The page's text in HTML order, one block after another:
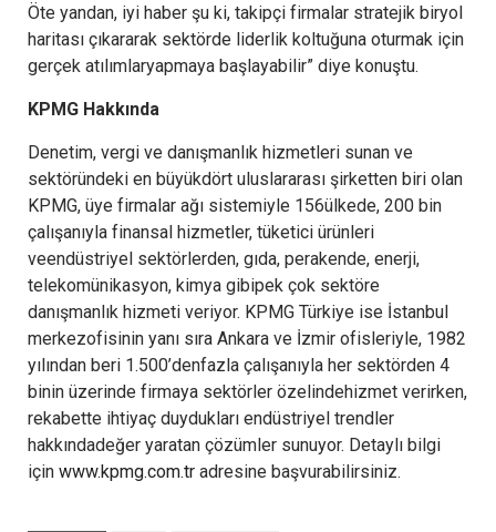
Öte yandan, iyi haber şu ki, takipçi firmalar stratejik biryol
haritası çıkararak sektörde liderlik koltuğuna oturmak için
gerçek atılımlaryapmaya başlayabilir” diye konuştu.
KPMG Hakkında
Denetim, vergi ve danışmanlık hizmetleri sunan ve
sektöründeki en büyükdört uluslararası şirketten biri olan
KPMG, üye firmalar ağı sistemiyle 156ülkede, 200 bin
çalışanıyla finansal hizmetler, tüketici ürünleri
veendüstriyel sektörlerden, gıda, perakende, enerji,
telekomünikasyon, kimya gibipek çok sektöre
danışmanlık hizmeti veriyor. KPMG Türkiye ise İstanbul
merkezofisinin yanı sıra Ankara ve İzmir ofisleriyle, 1982
yılından beri 1.500’denfazla çalışanıyla her sektörden 4
binin üzerinde firmaya sektörler özelindehizmet verirken,
rekabette ihtiyaç duydukları endüstriyel trendler
hakkındadeğer yaratan çözümler sunuyor. Detaylı bilgi
için www.kpmg.com.tr adresine başvurabilirsiniz.